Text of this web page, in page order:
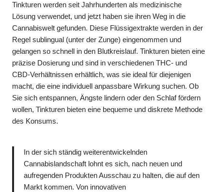
Tinkturen werden seit Jahrhunderten als medizinische
Lösung verwendet, und jetzt haben sie ihren Weg in die
Cannabiswelt gefunden. Diese Flüssigextrakte werden in der
Regel sublingual (unter der Zunge) eingenommen und
gelangen so schnell in den Blutkreislauf. Tinkturen bieten eine
präzise Dosierung und sind in verschiedenen THC- und
CBD-Verhältnissen erhältlich, was sie ideal für diejenigen
macht, die eine individuell anpassbare Wirkung suchen. Ob
Sie sich entspannen, Ängste lindern oder den Schlaf fördern
wollen, Tinkturen bieten eine bequeme und diskrete Methode
des Konsums.
In der sich ständig weiterentwickelnden
Cannabislandschaft lohnt es sich, nach neuen und
aufregenden Produkten Ausschau zu halten, die auf den
Markt kommen. Von innovativen